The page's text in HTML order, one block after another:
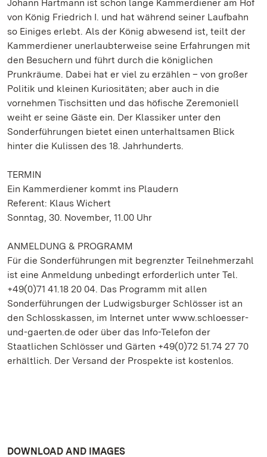
Johann Hartmann ist schon lange Kammerdiener am Hof
von König Friedrich I. und hat während seiner Laufbahn
so Einiges erlebt. Als der König abwesend ist, teilt der
Kammerdiener unerlaubterweise seine Erfahrungen mit
den Besuchern und führt durch die königlichen
Prunkräume. Dabei hat er viel zu erzählen – von großer
Politik und kleinen Kuriositäten; aber auch in die
vornehmen Tischsitten und das höfische Zeremoniell
weiht er seine Gäste ein. Der Klassiker unter den
Sonderführungen bietet einen unterhaltsamen Blick
hinter die Kulissen des 18. Jahrhunderts.
TERMIN
Ein Kammerdiener kommt ins Plaudern
Referent: Klaus Wichert
Sonntag, 30. November, 11.00 Uhr
ANMELDUNG & PROGRAMM
Für die Sonderführungen mit begrenzter Teilnehmerzahl
ist eine Anmeldung unbedingt erforderlich unter Tel.
+49(0)71 41.18 20 04. Das Programm mit allen
Sonderführungen der Ludwigsburger Schlösser ist an
den Schlosskassen, im Internet unter www.schloesser-
und-gaerten.de oder über das Info-Telefon der
Staatlichen Schlösser und Gärten +49(0)72 51.74 27 70
erhältlich. Der Versand der Prospekte ist kostenlos.
DOWNLOAD AND IMAGES